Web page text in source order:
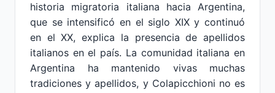
historia migratoria italiana hacia Argentina,
que se intensificó en el siglo XIX y continuó
en el XX, explica la presencia de apellidos
italianos en el país. La comunidad italiana en
Argentina ha mantenido vivas muchas
tradiciones y apellidos, y Colapicchioni no es